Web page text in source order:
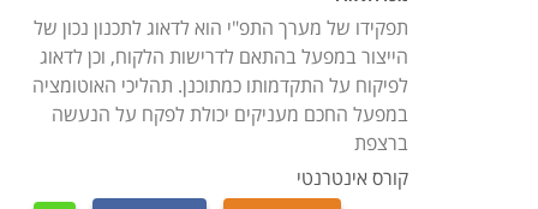
תפקידו של מערך התפ"י הוא לדאוג לתכנון נכון של
הייצור במפעל בהתאם לדרישות הלקוח, וכן לדאוג
לפיקוח על התקדמותו כמתוכנן. תהליכי האוטומציה
במפעל החכם מעניקים יכולת לפקח על הנעשה
ברצפת
קורס אינטרנטי